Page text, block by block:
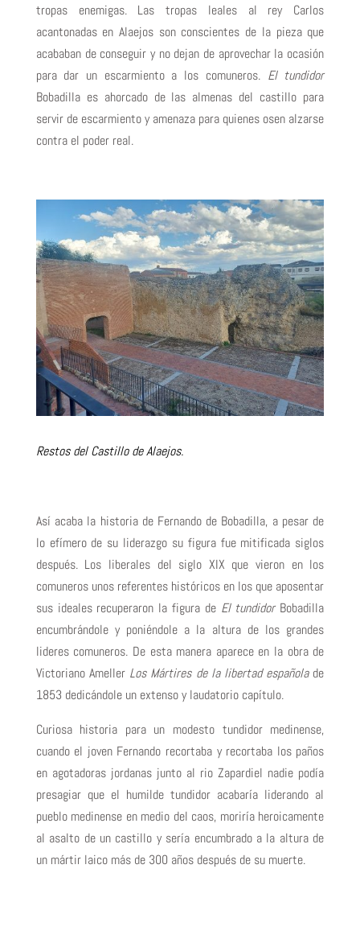
tropas enemigas. Las tropas leales al rey Carlos
acantonadas en Alaejos son conscientes de la pieza que
acababan de conseguir y no dejan de aprovechar la ocasión
para dar un escarmiento a los comuneros. El tundidor
Bobadilla es ahorcado de las almenas del castillo para
servir de escarmiento y amenaza para quienes osen alzarse
contra el poder real.
Restos del Castillo de Alaejos.
Así acaba la historia de Fernando de Bobadilla, a pesar de
lo efímero de su liderazgo su figura fue mitificada siglos
después. Los liberales del siglo XIX que vieron en los
comuneros unos referentes históricos en los que aposentar
sus ideales recuperaron la figura de El tundidorBobadilla
encumbrándole y poniéndole a la altura de los grandes
lideres comuneros. De esta manera aparece en la obra de
Victoriano Ameller Los Mártires de la libertad españolade
1853 dedicándole un extenso y laudatorio capítulo.
Curiosa historia para un modesto tundidor medinense,
cuando el joven Fernando recortaba y recortaba los paños
en agotadoras jordanas junto al rio Zapardiel nadie podía
presagiar que el humilde tundidor acabaría liderando al
pueblo medinense en medio del caos, moriría heroicamente
al asalto de un castillo y sería encumbrado a la altura de
un mártir laico más de 300 años después de su muerte.